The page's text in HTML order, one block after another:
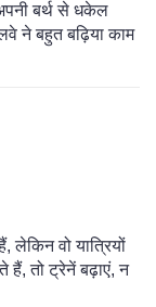
बर्थ से धकेल
ने बहुत बढ़िया काम
लेकिन वो यात्रियों
हैं, तो ट्रेनें बढ़ाएं, न